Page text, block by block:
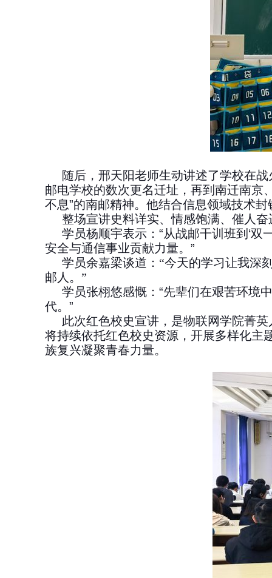
随后，邢天阳老师生动讲述了学校在
邮电学校的数次更名迁址，再到南迁南京
不息”的南邮精神。他结合信息领域技术
整场宣讲史料详实、情感饱满、催人
学员杨顺宇表示 ： “从战邮干训班到 ‘双
安全与通信事业贡献力量。 ”
学员余嘉梁谈道： “今天的学习让我深
邮人。 ”
学员张栩悠感慨： “先辈们在艰苦环境
代。 ”
此次红色校史宣讲，是物联网学院菁
将持续依托红色校史资源，开展多样化主
族复兴凝聚青春力量。